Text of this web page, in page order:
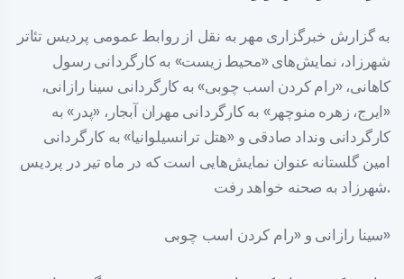
به گزارش خبرگزاری مهر به نقل از روابط عمومی پردیس تئاتر
شهرزاد، نمایش‌های «محیط زیست» به کارگردانی رسول
کاهانی، «رام کردن اسب چوبی» به کارگردانی سینا رازانی،
«ایرج، زهره منوچهر» به کارگردانی مهران آبجار، «پدر» به
کارگردانی ونداد صادقی و «هتل ترانسیلوانیا» به کارگردانی
امین گلستانه عنوان نمایش‌هایی است که در ماه تیر در پردیس
شهرزاد به صحنه خواهد رفت.
سینا رازانی و «رام کردن اسب چوبی»